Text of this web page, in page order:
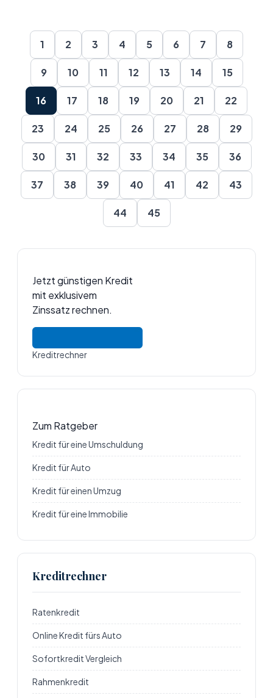
1 2 3 4 5 6 7 8
9 10 11 12 13 14 15
16 17 18 19 20 21 22
23 24 25 26 27 28 29
30 31 32 33 34 35 36
37 38 39 40 41 42 43
44 45
Jetzt günstigen Kredit
mit exklusivem
Zinssatz rechnen.
Kreditrechner
Zum Ratgeber
Kredit für eine Umschuldung
Kredit für Auto
Kredit für einen Umzug
Kredit für eine Immobilie
Kreditrechner
Ratenkredit
Online Kredit fürs Auto
Sofortkredit Vergleich
Rahmenkredit